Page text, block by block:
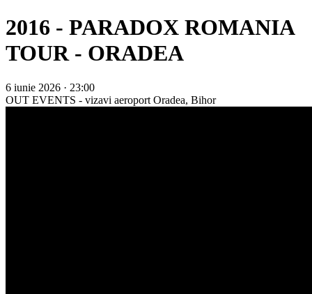
2016 - PARADOX ROMANIA
TOUR - ORADEA
6 iunie 2026 · 23:00
OUT EVENTS - vizavi aeroport Oradea, Bihor